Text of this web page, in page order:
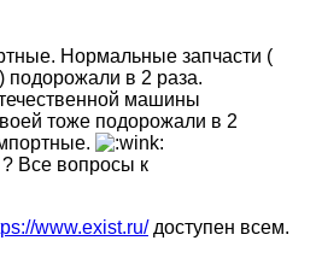
Нормальные запчасти (
подорожали в 2 раза.
машины
тоже подорожали в 2
Все вопросы к
www.exist.ru/доступен всем.